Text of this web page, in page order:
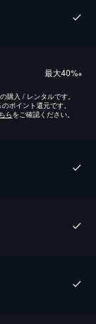
最⼤40%※
購入 / レンタルです。
ポイント還元です。
らをご確認ください。